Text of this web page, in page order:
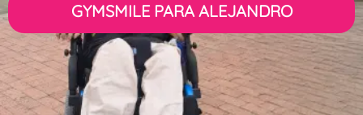
GYMSMILE PARA ALEJANDRO